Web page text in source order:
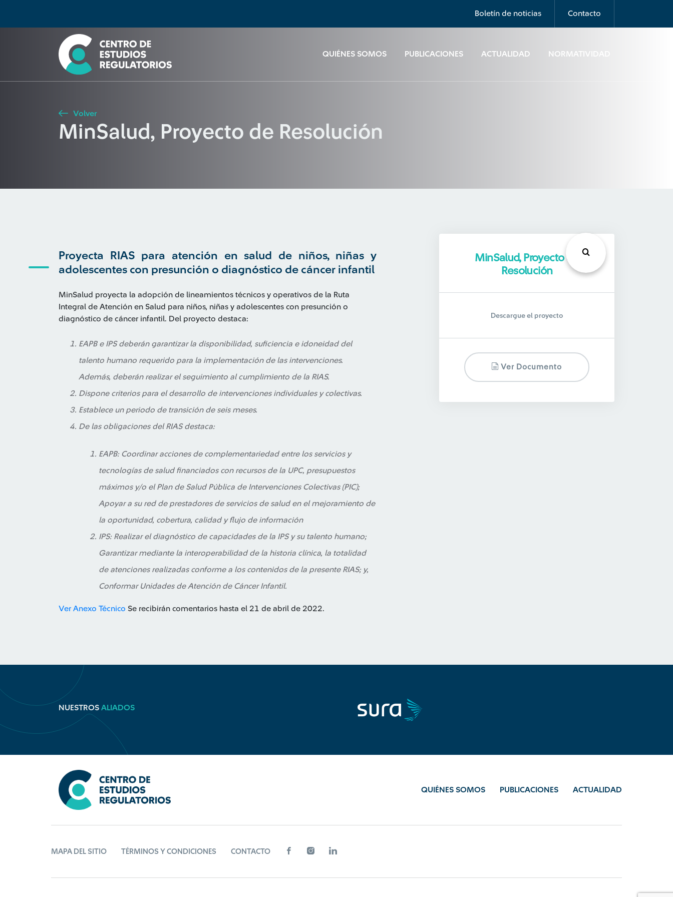
Boletín de noticias Contacto
QUIÉNES SOMOS PUBLICACIONES ACTUALIDAD NORMATIVIDAD
Seleccione país
Buscar
Volver
MinSalud, Proyecto de Resolución
Proyecta RIAS para atención en salud de niños, niñas y
adolescentes con presunción o diagnóstico de cáncer infantil
MinSalud proyecta la adopción de lineamientos técnicos y operativos de la Ruta
Integral de Atención en Salud para niños, niñas y adolescentes con presunción o
diagnóstico de cáncer infantil. Del proyecto destaca:
EAPB e IPS deberán garantizar la disponibilidad, suficiencia e idoneidad del
talento humano requerido para la implementación de las intervenciones.
Además, deberán realizar el seguimiento al cumplimiento de la RIAS.
Dispone criterios para el desarrollo de intervenciones individuales y colectivas.
Establece un periodo de transición de seis meses.
De las obligaciones del RIAS destaca:
EAPB: Coordinar acciones de complementariedad entre los servicios y
tecnologías de salud financiados con recursos de la UPC, presupuestos
máximos y/o el Plan de Salud Pública de Intervenciones Colectivas (PIC);
Apoyar a su red de prestadores de servicios de salud en el mejoramiento de
la oportunidad, cobertura, calidad y flujo de información
IPS: Realizar el diagnóstico de capacidades de la IPS y su talento humano;
Garantizar mediante la interoperabilidad de la historia clínica, la totalidad
de atenciones realizadas conforme a los contenidos de la presente RIAS; y,
Conformar Unidades de Atención de Cáncer Infantil.
Ver Anexo Técnico Se recibirán comentarios hasta el 21 de abril de 2022.
MinSalud, Proyecto de
Resolución
Descargue el proyecto
Ver Documento
NUESTROS ALIADOS
QUIÉNES SOMOS PUBLICACIONES ACTUALIDAD
MAPA DEL SITIO TÉRMINOS Y CONDICIONES CONTACTO